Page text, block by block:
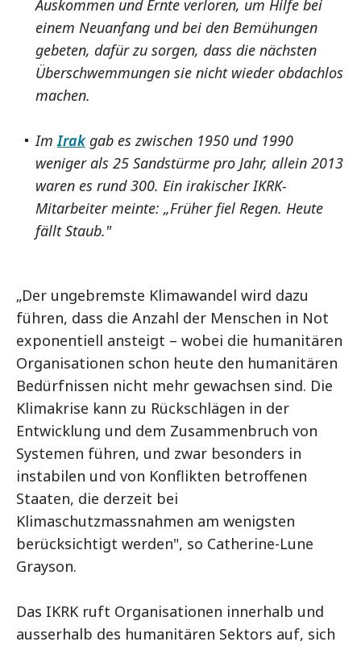
Auskommen und Ernte verloren, um Hilfe bei
einem Neuanfang und bei den Bemühungen
gebeten, dafür zu sorgen, dass die nächsten
Überschwemmungen sie nicht wieder obdachlos
machen.
ImIrakgab es zwischen 1950 und 1990
weniger als 25 Sandstürme pro Jahr, allein 2013
waren es rund 300. Ein irakischer IKRK-
Mitarbeiter meinte: „Früher fiel Regen. Heute
fällt Staub."
„Der ungebremste Klimawandel wird dazu
führen, dass die Anzahl der Menschen in Not
exponentiell ansteigt – wobei die humanitären
Organisationen schon heute den humanitären
Bedürfnissen nicht mehr gewachsen sind. Die
Klimakrise kann zu Rückschlägen in der
Entwicklung und dem Zusammenbruch von
Systemen führen, und zwar besonders in
instabilen und von Konflikten betroffenen
Staaten, die derzeit bei
Klimaschutzmassnahmen am wenigsten
berücksichtigt werden", so Catherine-Lune
Grayson.
Das IKRK ruft Organisationen innerhalb und
ausserhalb des humanitären Sektors auf, sich